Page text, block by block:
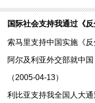
国际社会支持我通过《反
索马里支持中国实施《反
阿尔及利亚外交部就中
（2005-04-13）
利比亚支持我全国人大